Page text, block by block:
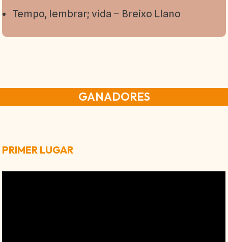
Tempo, lembrar; vida – Breixo Llano
GANADORES
PRIMER LUGAR